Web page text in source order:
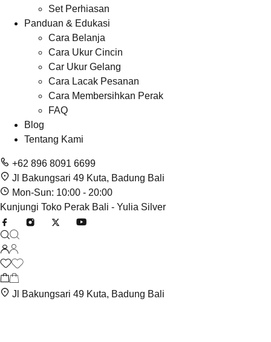
Set Perhiasan
Panduan & Edukasi
Cara Belanja
Cara Ukur Cincin
Car Ukur Gelang
Cara Lacak Pesanan
Cara Membersihkan Perak
FAQ
Blog
Tentang Kami
+62 896 8091 6699
Jl Bakungsari 49 Kuta, Badung Bali
Mon-Sun: 10:00 - 20:00
Kunjungi Toko Perak Bali - Yulia Silver
Jl Bakungsari 49 Kuta, Badung Bali